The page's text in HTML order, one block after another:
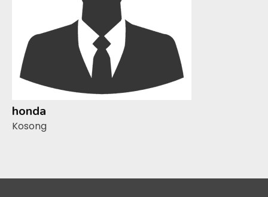
honda
Kosong